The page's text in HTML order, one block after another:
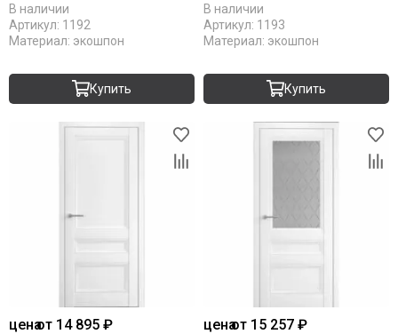
В наличии
Артикул: 1192
Материал: экошпон
Купить
В наличии
Артикул: 1193
Материал: экошпон
Купить
ценаот 14 895 ₽ ценаот 15 257 ₽